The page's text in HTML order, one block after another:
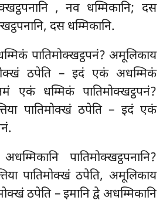
, नव धम्मिकानि; दस
दस धम्मिकानि.
पातिमोक्खट्ठपनं? अमूलिकाय
ठपेति – इदं एकं अधम्मिकं
एकं धम्मिकं पातिमोक्खट्ठपनं?
पातिमोक्खं ठपेति – इदं एकं
पातिमोक्खट्ठपनानि?
पातिमोक्खं ठपेति, अमूलिकाय
ठपेति – इमानि द्वे अधम्मिकानि